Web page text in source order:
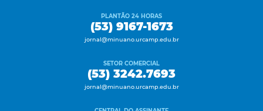
PLANTÃO 24 HORAS
(53) 9167-1673
jornal@minuano.urcamp.edu.br
SETOR COMERCIAL
(53) 3242.7693
jornal@minuano.urcamp.edu.br